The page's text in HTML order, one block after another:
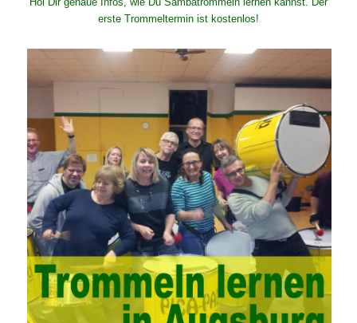
erste Trommeltermin ist kostenlos!